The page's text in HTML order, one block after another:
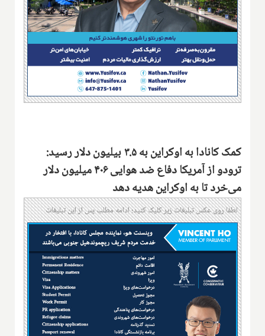
کمک کانادا به اوکراین به ۳.۵ بیلیون دلار رسید:
ترودو از آمریکا دفاع ضد هوایی ۴۰۶ میلیون دلار
می‌خرد تا به اوکراین هدیه دهد
لطفا روی عکس تبلیغات زیر کلیک کنید؛ ادامه مطلب پس از این تبلیغات